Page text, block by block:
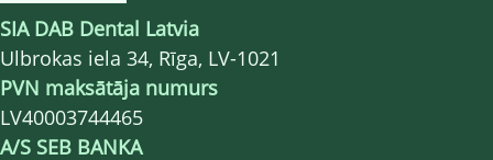
SIA DAB Dental Latvia
Ulbrokas iela 34, Rīga, LV-1021
PVN maksātāja numurs
LV40003744465
A/S SEB BANKA